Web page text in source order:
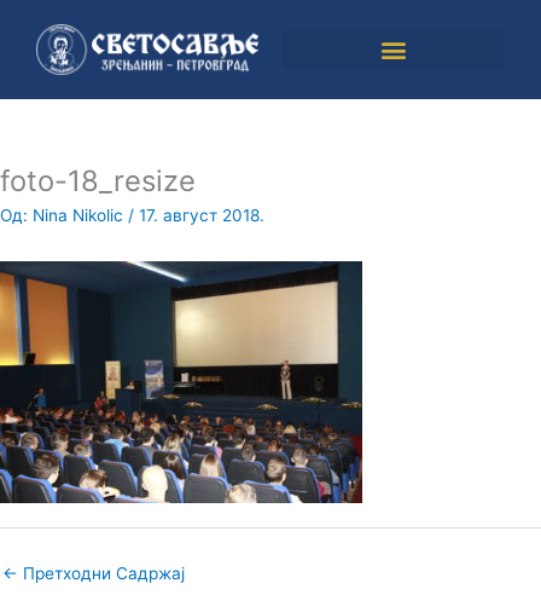
садржај
foto-18_resize
Од: Nina Nikolic / 17. август 2018.
← Претходни Садржај